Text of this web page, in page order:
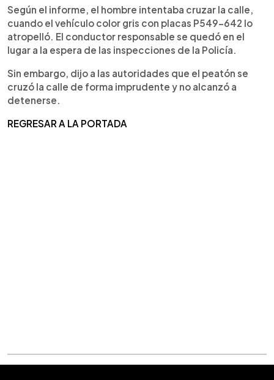
Según el informe, el hombre intentaba cruzar la calle,
cuando el vehículo color gris con placas P549-642 lo
atropelló. El conductor responsable se quedó en el
lugar a la espera de las inspecciones de la Policía.
Sin embargo, dijo a las autoridades que el peatón se
cruzó la calle de forma imprudente y no alcanzó a
detenerse.
REGRESAR A LA PORTADA